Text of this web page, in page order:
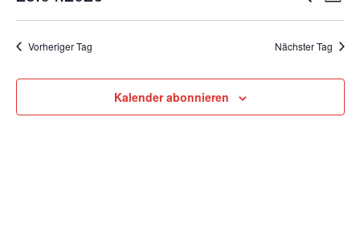
2026 Suche
Vorheriger Tag Nächster Tag
Kalender abonnieren